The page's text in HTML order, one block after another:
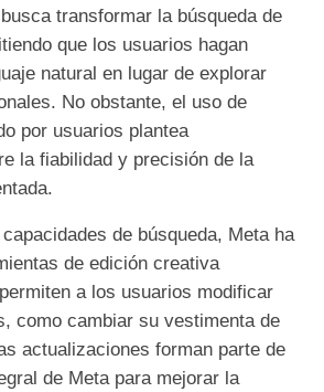
transformar la búsqueda de
que los usuarios hagan
natural en lugar de explorar
No obstante, el uso de
por usuarios plantea
la fiabilidad y precisión de la
de búsqueda, Meta ha
de edición creativa
a los usuarios modificar
como cambiar su vestimenta de
actualizaciones forman parte de
de Meta para mejorar la